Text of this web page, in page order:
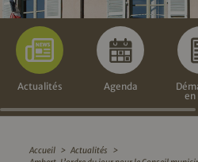
Actualités Agenda
en
Accueil > Actualités
>